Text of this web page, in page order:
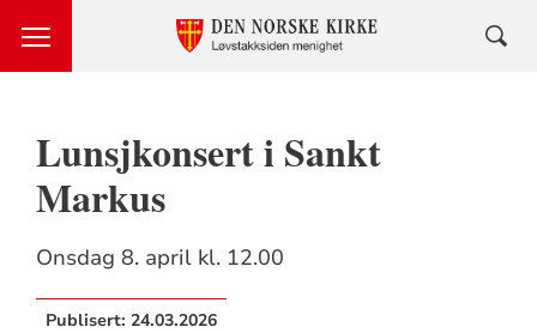
Lunsjkonsert i Sankt
Markus
Onsdag 8. april kl. 12.00
Publisert: 24.03.2026